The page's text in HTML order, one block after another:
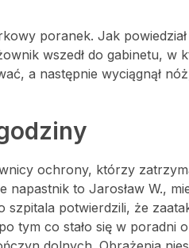
poranek. Jak powiedział
wszedł do gabinetu, w
a następnie wyciągnął
ochrony, którzy
napastnik to Jarosław W.,
potwierdzili, że
tym co stało się w poradni